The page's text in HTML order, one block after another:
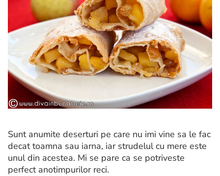
Sunt anumite deserturi pe care nu imi vine sa le fac
decat toamna sau iarna, iar strudelul cu mere este
unul din acestea. Mi se pare ca se potriveste
perfect anotimpurilor reci.